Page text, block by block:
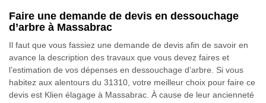
Faire une demande de devis en dessouchage
d’arbre à Massabrac
Il faut que vous fassiez une demande de devis afin de savoir en
avance la description des travaux que vous devez faires et
l’estimation de vos dépenses en dessouchage d’arbre. Si vous
habitez aux alentours du 31310, votre meilleur choix pour faire ce
devis est Klien élagage à Massabrac. À cause de leur ancienneté